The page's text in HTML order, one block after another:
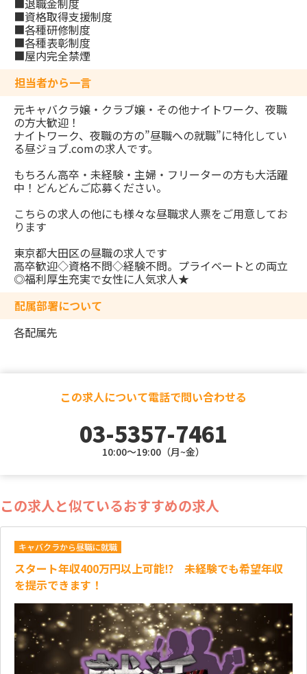
■退職金制度
■資格取得支援制度
■各種研修制度
■各種表彰制度
■屋内完全禁煙
担当者から一言
元キャバクラ嬢・クラブ嬢・その他ナイトワーク、夜職
の方大歓迎！
ナイトワーク、夜職の方の”昼職への就職”に特化してい
る昼ジョブ.comの求人です。
もちろん高卒・未経験・主婦・フリーターの方も大活躍
中！どんどんご応募ください。
こちらの求人の他にも様々な昼職求人票をご用意してお
ります
東京都大田区の昼職の求人です
高卒歓迎◇資格不問◇経験不問。プライベートとの両立
◎福利厚生充実で女性に人気求人★
配属部署について
各配属先
この求人について電話で問い合わせる
03-5357-7461
10:00～19:00（月~金）
この求人と似ているおすすめの求人
キャバクラから昼職に就職
スタート年収400万円以上可能⁉ 未経験でも希望年収
を提示できます！